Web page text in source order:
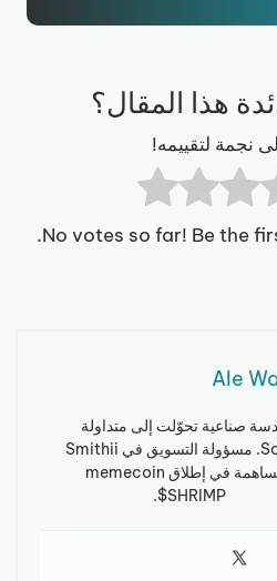
هذا المقال؟
نجمة لتقييمه!
No votes so far! Be the
Ale
صناعية تحوّلت إلى متداولة
Solana. مسؤولة التسويق في Smithii
ومساهمة في إطلاق memecoin
$SHRIMP.